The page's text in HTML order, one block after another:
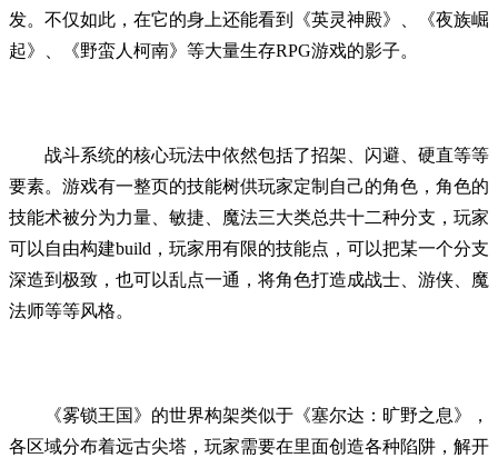
发。不仅如此，在它的身上还能看到《英灵神殿》、《夜族崛
起》、《野蛮人柯南》等大量生存RPG游戏的影子。
战斗系统的核心玩法中依然包括了招架、闪避、硬直等等
要素。游戏有一整页的技能树供玩家定制自己的角色，角色的
技能术被分为力量、敏捷、魔法三大类总共十二种分支，玩家
可以自由构建build，玩家用有限的技能点，可以把某一个分支
深造到极致，也可以乱点一通，将角色打造成战士、游侠、魔
法师等等风格。
《雾锁王国》的世界构架类似于《塞尔达：旷野之息》，
各区域分布着远古尖塔，玩家需要在里面创造各种陷阱，解开